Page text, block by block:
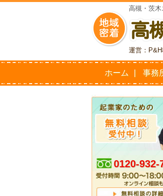
高槻・茨
運営：
ホーム 事務
0120-932-